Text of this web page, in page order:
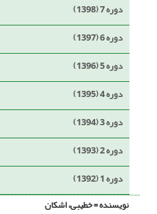
دوره 7 (1398)
دوره 6 (1397)
دوره 5 (1396)
دوره 4 (1395)
دوره 3 (1394)
دوره 2 (1393)
دوره 1 (1392)
نویسنده =خطیبی، اشکان